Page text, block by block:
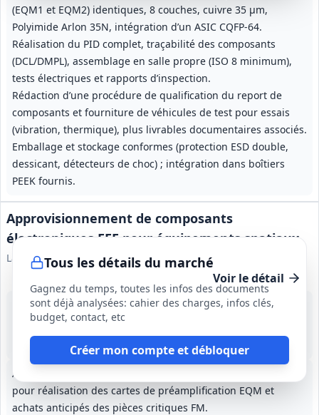
(EQM1 et EQM2) identiques, 8 couches, cuivre 35 µm,
Polyimide Arlon 35N, intégration d’un ASIC CQFP-64.
Réalisation du PID complet, traçabilité des composants
(DCL/DMPL), assemblage en salle propre (ISO 8 minimum),
tests électriques et rapports d’inspection.
Rédaction d’une procédure de qualification du report de
composants et fourniture de véhicules de test pour essais
(vibration, thermique), plus livrables documentaires associés.
Emballage et stockage conformes (protection ESD double,
dessicant, détecteurs de choc) ; intégration dans boîtiers
PEEK fournis.
Tous les détails du marché
Gagnez du temps, toutes les infos des documents
sont déjà analysées: cahier des charges, infos clés,
budget, contact, etc
Créer mon compte et débloquer
Approvisionnement de composants
électroniques EEE pour équipements spatiaux
Laboratoire de Physique des Plasmas CNRS
Voir le détail
Approvisionnement des composants EEE listés dans la BoM
pour réalisation des cartes de préamplification EQM et
achats anticipés des pièces critiques FM.
17 août 2026
France